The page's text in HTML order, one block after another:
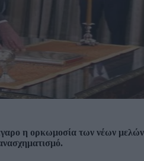
η ορκωμοσία των νέων